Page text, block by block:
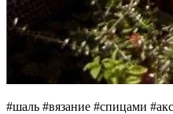
#шаль #вязание #спицами